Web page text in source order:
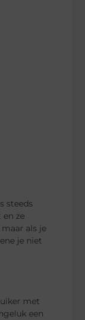
steeds
ze
als je
je niet
met
een